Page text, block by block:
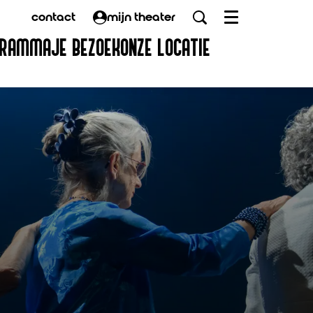
contact mijn theater
JE BEZOEK ONZE LOCATIE
Menu